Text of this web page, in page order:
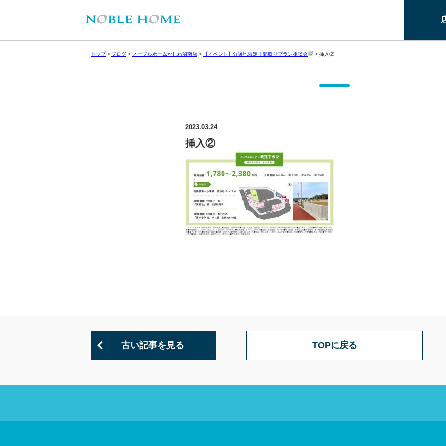
トップ> ブログ > ノーブルホームかしわ沼南店 > 【イベント】分譲地限定！間取りプラン相談会 >挿入②
2023.03.24
挿入②
古い記事を見る TOPに戻る